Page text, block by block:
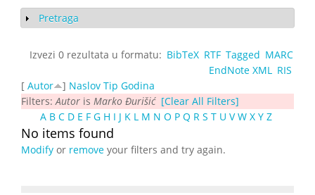
Show
Pretraga
Izvezi 0 rezultata u formatu: BibTeX RTF Tagged MARC
EndNote XML
RIS
[ Autor ] Naslov Tip Godina
Filters: Autor is Marko Đurišić [Clear All Filters]
A B C D E F G H I J K L M N O P Q R S T U V W X Y Z
No items found
Modify or remove your filters and try again.